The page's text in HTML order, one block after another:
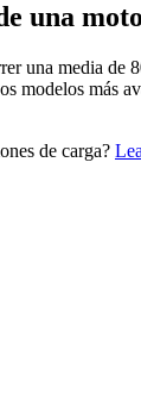
una
una media de
modelos más
de carga?